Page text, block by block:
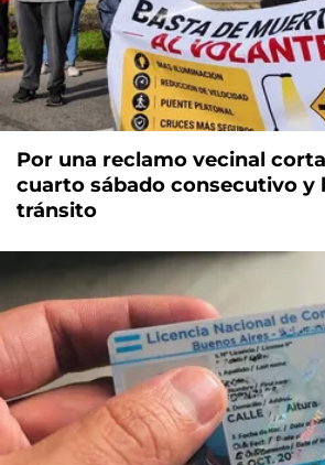
Por una reclamo vecinal
cuarto sábado consecutivo y
tránsito